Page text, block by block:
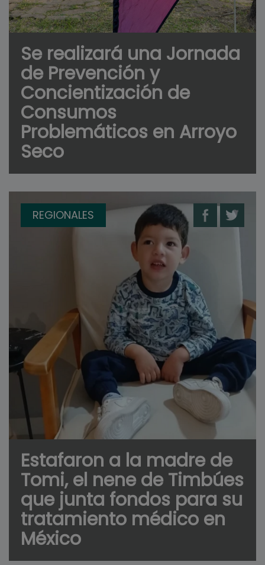
Se realizará una Jornada
de Prevención y
Concientización de
Consumos
Problemáticos en Arroyo
Seco
REGIONALES
Estafaron a la madre de
Tomi, el nene de Timbúes
que junta fondos para su
tratamiento médico en
México